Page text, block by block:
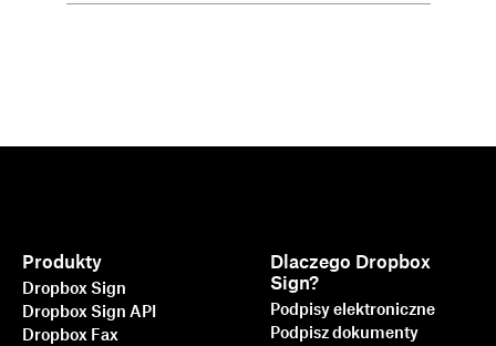
Produkty
Dropbox Sign
Dropbox Sign API
Dropbox Fax
Dlaczego Dropbox
Sign?
Podpisy elektroniczne
Podpisz dokumenty